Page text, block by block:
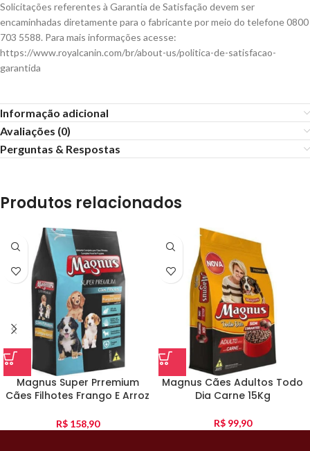
Solicitações referentes à Garantia de Satisfação devem ser
encaminhadas diretamente para o fabricante por meio do telefone 0800
703 5588. Para mais informações acesse:
https://www.royalcanin.com/br/about-us/politica-de-satisfacao-
garantida
Informação adicional
Avaliações (0)
Perguntas & Respostas
Produtos relacionados
Magnus Super Prremium
Cães Filhotes Frango E Arroz
R$158,90
Magnus Cães Adultos Todo
Dia Carne 15Kg
R$99,90